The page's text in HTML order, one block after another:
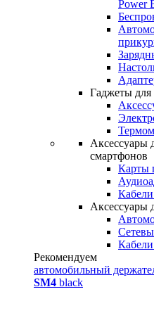
Power
Гаджеты для
Аксессуары
смартфонов
Карты
Аксессуары
Рекомендуем
автомобильный
SM4 black